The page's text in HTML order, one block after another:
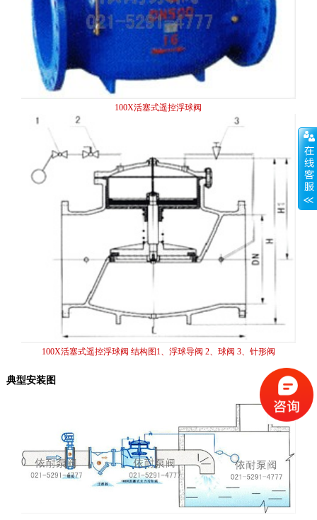
100X活塞式遥控浮球阀
100X活塞式遥控浮球阀 结构图1、浮球导阀 2、球阀 3、针形阀
典型安装图